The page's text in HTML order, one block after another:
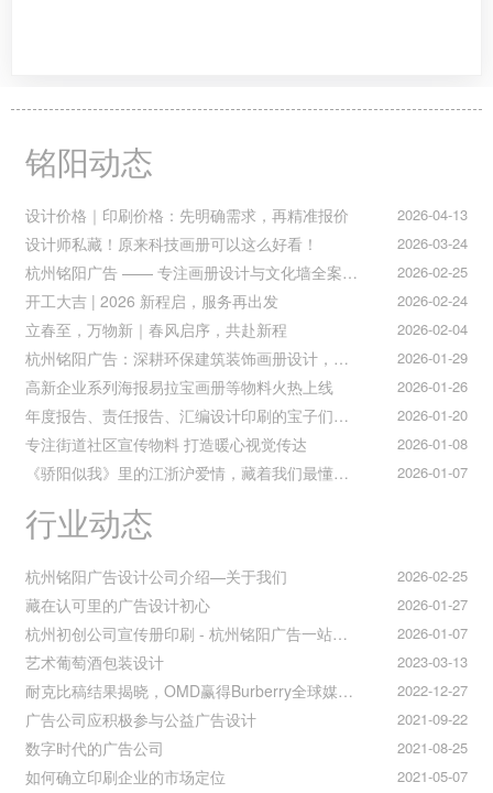
铭阳动态
2026-04-13
设计价格｜印刷价格：先明确需求，再精准报价
2026-03-24
设计师私藏！原来科技画册可以这么好看！
2026-02-25
杭州铭阳广告 —— 专注画册设计与文化墙全案落地
2026-02-24
开工大吉 | 2026 新程启，服务再出发
2026-02-04
立春至，万物新｜春风启序，共赴新程
2026-01-29
杭州铭阳广告：深耕环保建筑装饰画册设计，赋能空间美学与可持续发展
2026-01-26
高新企业系列海报易拉宝画册等物料火热上线
2026-01-20
年度报告、责任报告、汇编设计印刷的宝子们集合！
2026-01-08
专注街道社区宣传物料 打造暖心视觉传达
2026-01-07
《骄阳似我》里的江浙沪爱情，藏着我们最懂的温柔与默契
行业动态
2026-02-25
杭州铭阳广告设计公司介绍—关于我们
2026-01-27
藏在认可里的广告设计初心
2026-01-07
杭州初创公司宣传册印刷 - 杭州铭阳广告一站式解决方案
2023-03-13
艺术葡萄酒包装设计
2022-12-27
耐克比稿结果揭晓，OMD赢得Burberry全球媒介业务（转自广告狂人日报）
2021-09-22
广告公司应积极参与公益广告设计
2021-08-25
数字时代的广告公司
2021-05-07
如何确立印刷企业的市场定位